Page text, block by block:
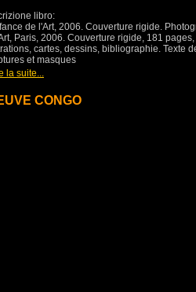
libro:
de l'Art, 2006. Couverture rigide.
Paris, 2006. Couverture rigide, 181
cartes, dessins, bibliographie. Texte
et masques
la suite...
CONGO